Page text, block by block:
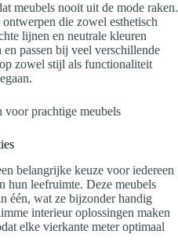
meubels nooit uit de mode raken.
die zowel esthetisch
lijnen en neutrale kleuren
passen bij veel verschillende
zowel stijl als functionaliteit
belangrijke keuze voor iedereen
hun leefruimte. Deze meubels
één, wat ze bijzonder handig
interieur oplossingen maken
elke vierkante meter optimaal